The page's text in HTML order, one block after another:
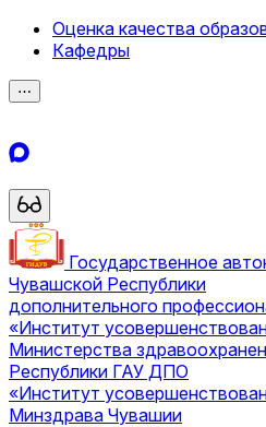
Оценка качества
Кафедры
⋯
Государственное
Чувашской Республики
дополнительного
«Институт
Министерства
Республики ГАУ ДПО
«Институт
Минздрава Чувашии